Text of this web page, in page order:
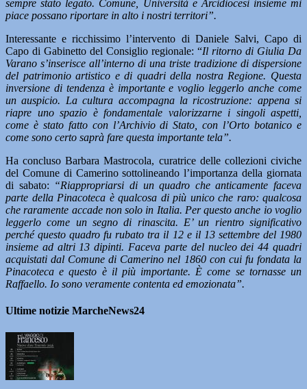
sempre stato legato. Comune, Università e Arcidiocesi insieme mi
piace possano riportare in alto i nostri territori”.
Interessante e ricchissimo l’intervento di Daniele Salvi, Capo di
Capo di Gabinetto del Consiglio regionale: “Il ritorno di Giulia Da
Varano s’inserisce all’interno di una triste tradizione di dispersione
del patrimonio artistico e di quadri della nostra Regione. Questa
inversione di tendenza è importante e voglio leggerlo anche come
un auspicio. La cultura accompagna la ricostruzione: appena si
riapre uno spazio è fondamentale valorizzarne i singoli aspetti,
come è stato fatto con l’Archivio di Stato, con l’Orto botanico e
come sono certo saprà fare questa importante tela”.
Ha concluso Barbara Mastrocola, curatrice delle collezioni civiche
del Comune di Camerino sottolineando l’importanza della giornata
di sabato: “Riappropriarsi di un quadro che anticamente faceva
parte della Pinacoteca è qualcosa di più unico che raro: qualcosa
che raramente accade non solo in Italia. Per questo anche io voglio
leggerlo come un segno di rinascita. E’ un rientro significativo
perché questo quadro fu rubato tra il 12 e il 13 settembre del 1980
insieme ad altri 13 dipinti. Faceva parte del nucleo dei 44 quadri
acquistati dal Comune di Camerino nel 1860 con cui fu fondata la
Pinacoteca e questo è il più importante. È come se tornasse un
Raffaello. Io sono veramente contenta ed emozionata”.
Ultime notizie MarcheNews24